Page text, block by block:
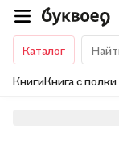
Каталог
КнигиКнига с полки